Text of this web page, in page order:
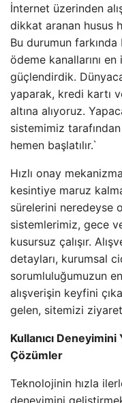
İnternet üzerinden
dikkat aranan husus
Bu durumun
ödeme kanallarını
güçlendirdik.
yaparak, kredi kartı
altına alıyoruz.
sistemimiz
hemen başlatılır.`
Hızlı onay
kesintiye maruz
sürelerini neredeyse
sistemlerimiz, gece
kusursuz çalışır.
detayları, kurumsal
sorumluluğumuzun
alışverişin keyfini
gelen, sitemizi
Kullanıcı
Çözümler
Teknolojinin hızla
deneyimini